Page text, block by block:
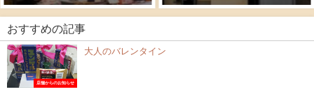
おすすめの記事
店舗からのお知らせ
大人のバレンタイン